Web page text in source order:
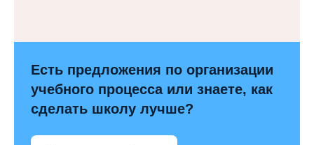
Есть предложения по организации
учебного процесса или знаете, как
сделать школу лучше?